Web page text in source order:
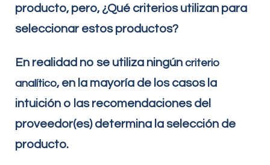
producto, pero, ¿Qué criterios utilizan para
seleccionar estos productos?
En realidad no se utiliza ningúncriterio
analítico, en la mayoría de los casos la
intuición o las recomendaciones del
proveedor(es) determina la selección de
producto.